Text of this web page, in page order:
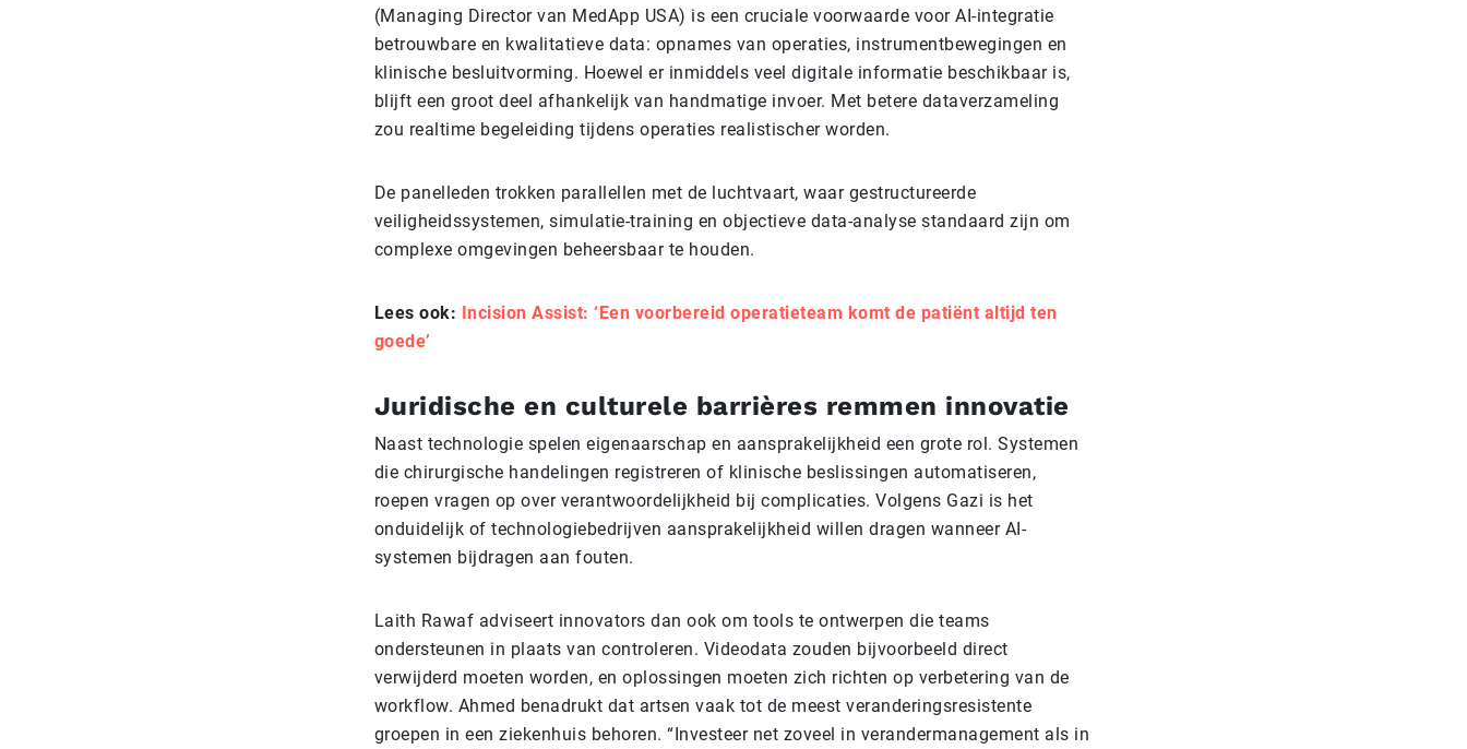
(Managing Director van MedApp USA) is een cruciale voorwaarde voor AI-integratie
betrouwbare en kwalitatieve data: opnames van operaties, instrumentbewegingen en
klinische besluitvorming. Hoewel er inmiddels veel digitale informatie beschikbaar is,
blijft een groot deel afhankelijk van handmatige invoer. Met betere dataverzameling
zou realtime begeleiding tijdens operaties realistischer worden.
De panelleden trokken parallellen met de luchtvaart, waar gestructureerde
veiligheidssystemen, simulatie-training en objectieve data-analyse standaard zijn om
complexe omgevingen beheersbaar te houden.
Lees ook: Incision Assist: ‘Een voorbereid ope­ra­tie­team komt de patiënt altijd ten
goede’
Juridische en culturele barrières remmen innovatie
Naast technologie spelen eigenaarschap en aansprakelijkheid een grote rol. Systemen
die chirurgische handelingen registreren of klinische beslissingen automatiseren,
roepen vragen op over verantwoordelijkheid bij complicaties. Volgens Gazi is het
onduidelijk of technologiebedrijven aansprakelijkheid willen dragen wanneer AI-
systemen bijdragen aan fouten.
Laith Rawaf adviseert innovators dan ook om tools te ontwerpen die teams
ondersteunen in plaats van controleren. Videodata zouden bijvoorbeeld direct
verwijderd moeten worden, en oplossingen moeten zich richten op verbetering van de
workflow. Ahmed benadrukt dat artsen vaak tot de meest veranderingsresistente
groepen in een ziekenhuis behoren. “Investeer net zoveel in verandermanagement als in